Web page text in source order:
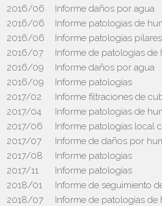
2016/06
Informe daños por agua
2016/06
Informe patologias de
2016/06
Informe patologias pilares
2016/07
Informe de patologias de
2016/09
Informe daños por agua
2016/09
Informe patologías
2017/02
Informe filtraciones de
2017/04
Informe patologias de
2017/06
Informe patologias local
2017/07
Informe de daños por
2017/08
Informe patologias
2017/11
Informe patologías
2018/01
Informe de seguimiento
2018/07
Informe de patologias de